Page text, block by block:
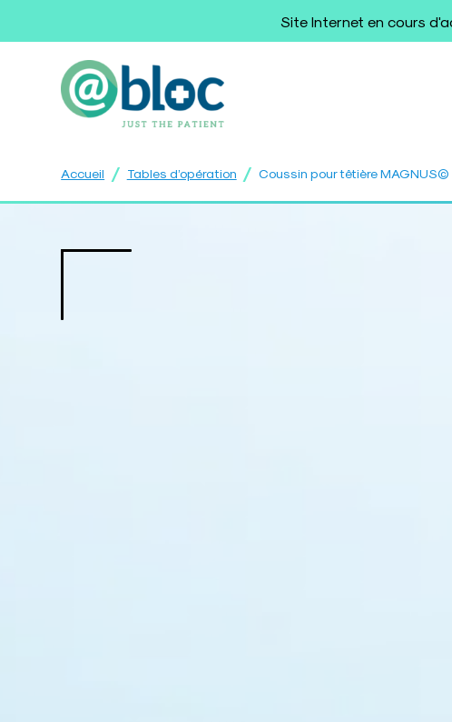
Site Internet en cours
Accueil / Tables d’opération / Coussin pour têtière